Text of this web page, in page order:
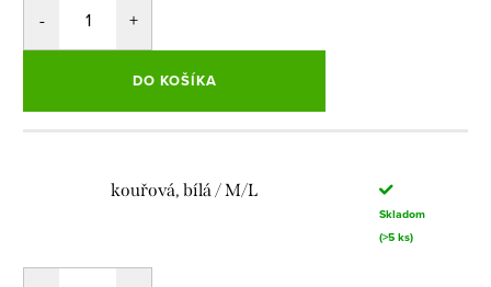
DO KOŠÍKA
kouřová, bílá / M/L
Skladom
(>5 ks)